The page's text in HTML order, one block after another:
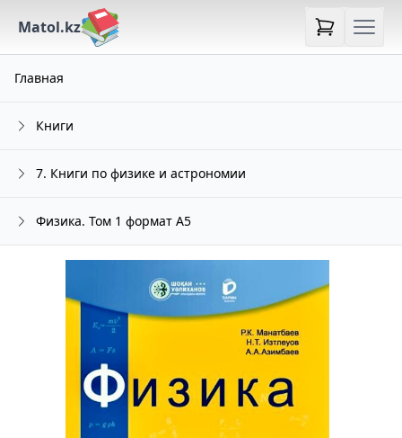
Matol.kz
Главная
Книги
7. Книги по физике и астрономии
Физика. Том 1 формат А5